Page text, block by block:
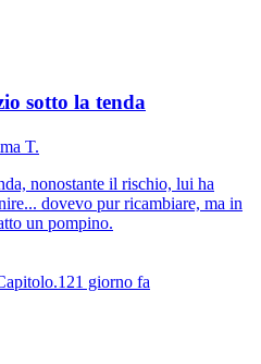
sotto la tenda
T.
nonostante il rischio, lui ha
dovevo pur ricambiare, ma in
un pompino.
1 giorno fa